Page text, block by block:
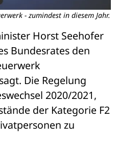
- zumindest in diesem Jahr.
Horst Seehofer
Bundesrates den
Die Regelung
2020/2021,
der Kategorie F2
zu